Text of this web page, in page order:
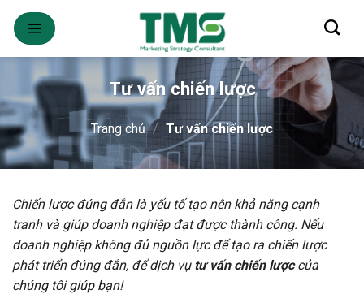
Skip
content
Tư vấn chiến lược
Trang chủ / Tư vấn chiến lược
Chiến lược đúng đắn là yếu tố tạo nên khả năng cạnh
tranh và giúp doanh nghiệp đạt được thành công. Nếu
doanh nghiệp không đủ nguồn lực để tạo ra chiến lược
phát triển đúng đắn, để dịch vụ tư vấn chiến lượccủa
chúng tôi giúp bạn!